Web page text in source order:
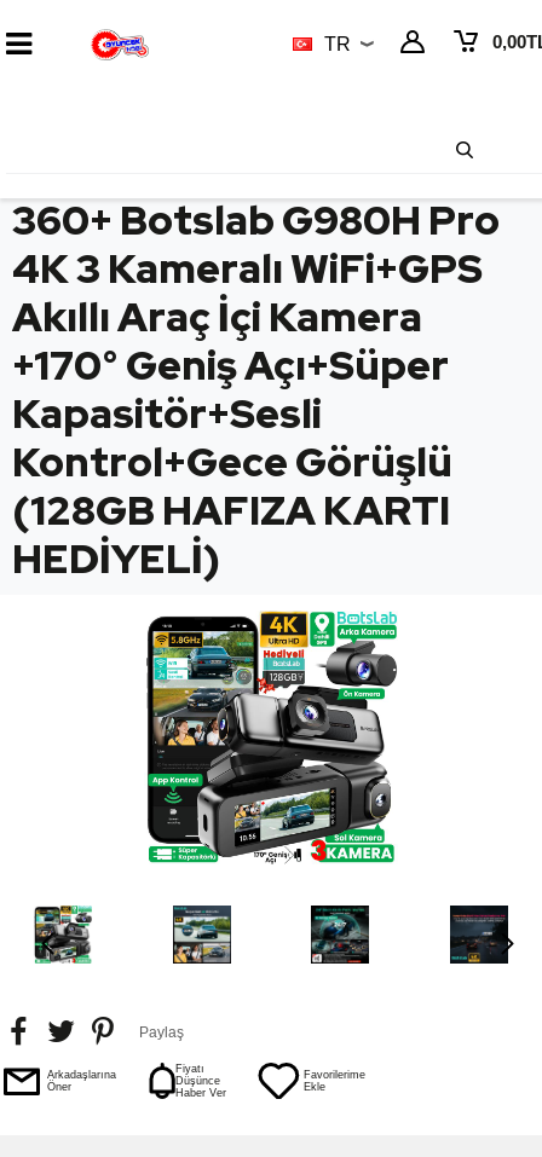
0,00
TR
360+ Botslab G980H Pro
4K 3 Kameralı WiFi+GPS
Akıllı Araç İçi Kamera
+170° Geniş Açı+Süper
Kapasitör+Sesli
Kontrol+Gece Görüşlü
(128GB HAFIZA KARTI
HEDİYELİ)
Paylaş
Arkadaşlarına
Öner
Fiyatı
Düşünce
Haber Ver
Favorilerime
Ekle